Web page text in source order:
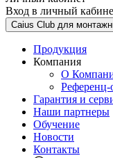
Вход в личный
Caius Club для
Продукция
Компания
О
Референц-
Гарантия и
Наши партнеры
Обучение
Новости
Контакты